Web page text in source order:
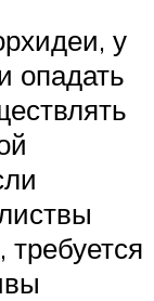
у
опадать